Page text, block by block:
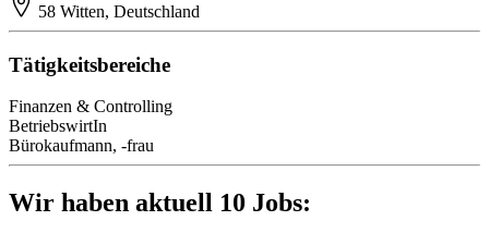
58 Witten, Deutschland
Tätigkeitsbereiche
Finanzen & Controlling
BetriebswirtIn
Bürokaufmann, -frau
Wir haben aktuell 10 Jobs: